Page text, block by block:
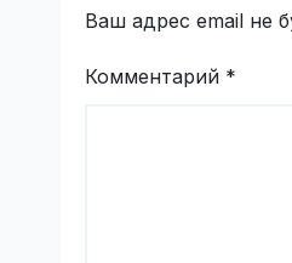
Ваш адрес email не
Комментарий *